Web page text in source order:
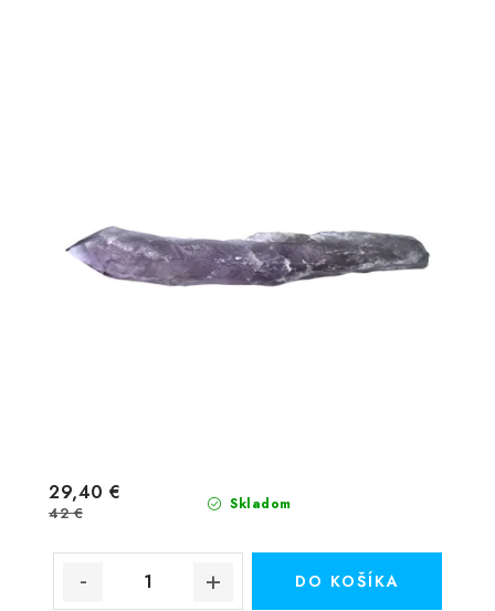
Skladom
29,40 €
42 €
DO KOŠÍKA